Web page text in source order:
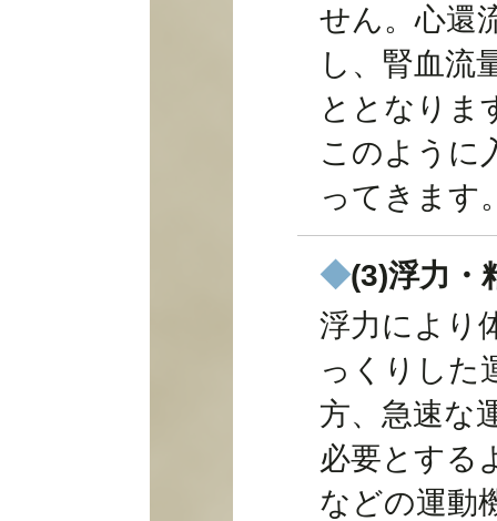
せん。心還
し、腎血流
ととなりま
このように
ってきます
◆(3)浮力・
浮力により
っくりした
方、急速な
必要とする
などの運動